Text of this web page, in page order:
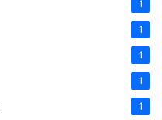
1
1
1
1
1